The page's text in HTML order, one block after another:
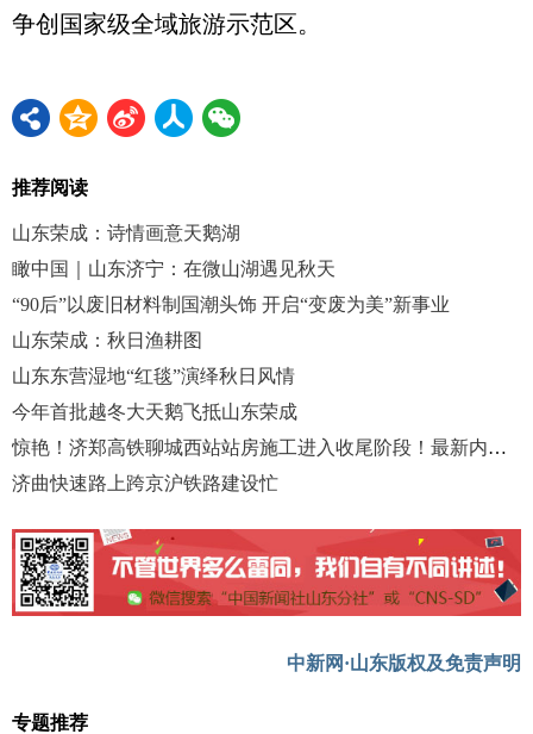
争创国家级全域旅游示范区。
推荐阅读
山东荣成：诗情画意天鹅湖
瞰中国｜山东济宁：在微山湖遇见秋天
“90后”以废旧材料制国潮头饰 开启“变废为美”新事业
山东荣成：秋日渔耕图
山东东营湿地“红毯”演绎秋日风情
今年首批越冬大天鹅飞抵山东荣成
惊艳！济郑高铁聊城西站站房施工进入收尾阶段！最新内景曝光→
济曲快速路上跨京沪铁路建设忙
中新网·山东版权及免责声明
专题推荐